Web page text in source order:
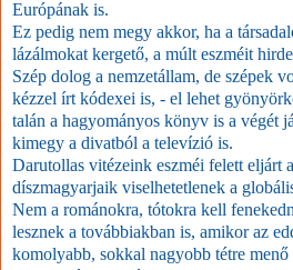
Európának is.
Ez pedig nem megy akkor, ha a
lázálmokat kergető, a múlt eszméit
Szép dolog a nemzetállam, de szépek
kézzel írt kódexei is, - el lehet
talán a hagyományos könyv is a végét
kimegy a divatból a televízió is.
Darutollas vitézeink eszméi felett eljárt
díszmagyarjaik viselhetetlenek a
Nem a románokra, tótokra kell
lesznek a továbbiakban is, amikor az
komolyabb, sokkal nagyobb tétre